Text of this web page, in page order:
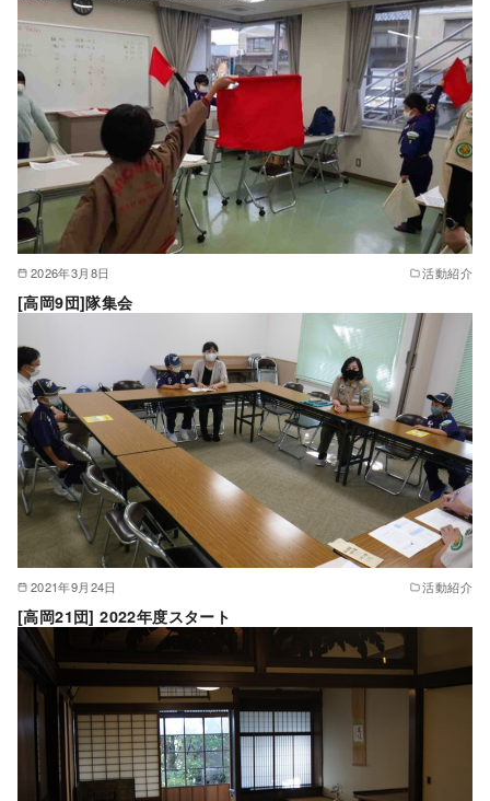
2026年3月8日 活動紹介
[高岡9団]隊集会
2021年9月24日 活動紹介
[高岡21団] 2022年度スタート